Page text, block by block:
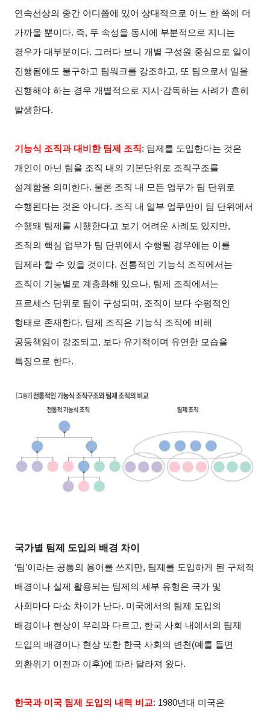
연속선상의 중간 어디쯤에 있어 상대적으로 어느 한 쪽에 더
가까울 뿐이다. 즉, 두 속성을 동시에 부분적으로 지니는
경우가 대부분이다. 그러다 보니 개별 구성원 중심으로 일이
진행됨에도 불구하고 팀워크를 강조하고, 또 팀으로서 일을
진행해야 하는 경우 개별적으로 지시·감독하는 사례가 흔히
발생한다.
기능식 조직과 대비한 팀제 조직: 팀제를 도입한다는 것은
개인이 아닌 팀을 조직 내의 기본단위로 조직구조를
설계함을 의미한다. 물론 조직 내 모든 업무가 팀 단위로
수행된다는 것은 아니다. 조직 내 일부 업무만이 팀 단위에서
수행돼 팀제를 시행한다고 보기 어려운 사례도 있지만,
조직의 핵심 업무가 팀 단위에서 수행될 경우에는 이를
팀제라 할 수 있을 것이다. 전통적인 기능식 조직에서는
조직이 기능별로 계층화해 있으나, 팀제 조직에서는
프로세스 단위로 팀이 구성되며, 조직이 보다 수평적인
형태로 존재한다. 팀제 조직은 기능식 조직에 비해
공동책임이 강조되고, 보다 유기적이며 유연한 모습을
특징으로 한다.
국가별 팀제 도입의 배경 차이
‘팀’이라는 공통의 용어를 쓰지만, 팀제를 도입하게 된 구체적
배경이나 실제 활용되는 팀제의 세부 유형은 국가 및
사회마다 다소 차이가 난다. 미국에서의 팀제 도입의
배경이나 현상이 우리와 다르고, 한국 사회 내에서의 팀제
도입의 배경이나 현상 또한 한국 사회의 변천(예를 들면
외환위기 이전과 이후)에 따라 달라져 왔다.
한국과 미국 팀제 도입의 내력 비교: 1980년대 미국은